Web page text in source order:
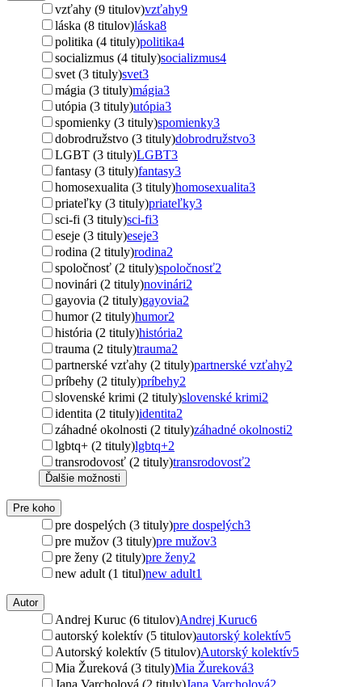
vzťahy (9 titulov)vzťahy9
láska (8 titulov)láska8
politika (4 tituly)politika4
socializmus (4 tituly)socializmus4
svet (3 tituly)svet3
mágia (3 tituly)mágia3
utópia (3 tituly)utópia3
spomienky (3 tituly)spomienky3
dobrodružstvo (3 tituly)dobrodružstvo3
LGBT (3 tituly)LGBT3
fantasy (3 tituly)fantasy3
homosexualita (3 tituly)homosexualita3
priateľky (3 tituly)priateľky3
sci-fi (3 tituly)sci-fi3
eseje (3 tituly)eseje3
rodina (2 tituly)rodina2
spoločnosť (2 tituly)spoločnosť2
novinári (2 tituly)novinári2
gayovia (2 tituly)gayovia2
humor (2 tituly)humor2
história (2 tituly)história2
trauma (2 tituly)trauma2
partnerské vzťahy (2 tituly)partnerské vzťahy2
príbehy (2 tituly)príbehy2
slovenské krimi (2 tituly)slovenské krimi2
identita (2 tituly)identita2
záhadné okolnosti (2 tituly)záhadné okolnosti2
lgbtq+ (2 tituly)lgbtq+2
transrodovosť (2 tituly)transrodovosť2
Ďalšie možnosti
Pre koho
pre dospelých (3 tituly)pre dospelých3
pre mužov (3 tituly)pre mužov3
pre ženy (2 tituly)pre ženy2
new adult (1 titul)new adult1
Autor
Andrej Kuruc (6 titulov)Andrej Kuruc6
autorský kolektív (5 titulov)autorský kolektív5
Autorský kolektív (5 titulov)Autorský kolektív5
Mia Žureková (3 tituly)Mia Žureková3
Jana Varcholová (2 tituly)Jana Varcholová2